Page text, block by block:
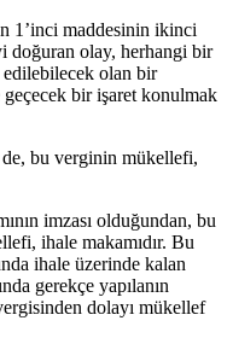
1’inci maddesinin ikinci
doğuran olay, herhangi bir
olan bir
bir işaret konulmak
de, bu verginin mükellefi,
imzası olduğundan, bu
ihale makamıdır. Bu
ihale üzerinde kalan
gerekçe yapılanın
dolayı mükellef